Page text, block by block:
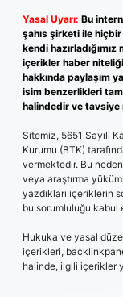
Yasal Uyarı: Bu
şahıs şirketi ile hiçbir
kendi
içerikler haber
hakkında paylaşım
isim benzerlikleri
halindedir ve tavsiye
Sitemiz, 5651 Sayılı
Kurumu (BTK)
vermektedir. Bu
veya araştırma
yazdıkları içeriklerin
bu sorumluluğu kabul
Hukuka ve yasal
içerikleri,
halinde, ilgili içerikler